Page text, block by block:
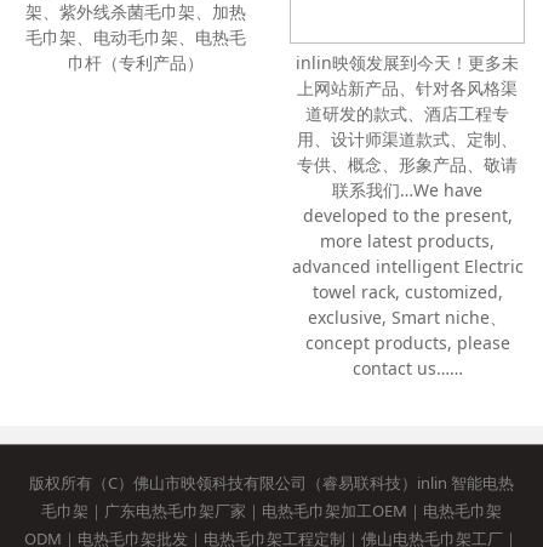
112BB 智能电热毛巾架、杀菌
除螨毛巾架、浴室杀菌毛巾
架、紫外线杀菌毛巾架、加热
inlin映领发展到今天！更多未
上网站新产品、针对各风格渠
道研发的款式、酒店工程专
用、设计师渠道款式、定制、
专供、概念、形象产品、敬请
联系我们…We have
developed to the present,
more latest products,
advanced intelligent Electric
towel rack, customized,
exclusive, Smart niche、
concept products, please
contact us……
版权所有（C）佛山市映领科技有限公司（睿易联科技）inlin 智能电热
毛巾架｜广东电热毛巾架厂家｜电热毛巾架加工OEM｜电热毛巾架
ODM｜电热毛巾架批发｜电热毛巾架工程定制｜佛山电热毛巾架工厂｜